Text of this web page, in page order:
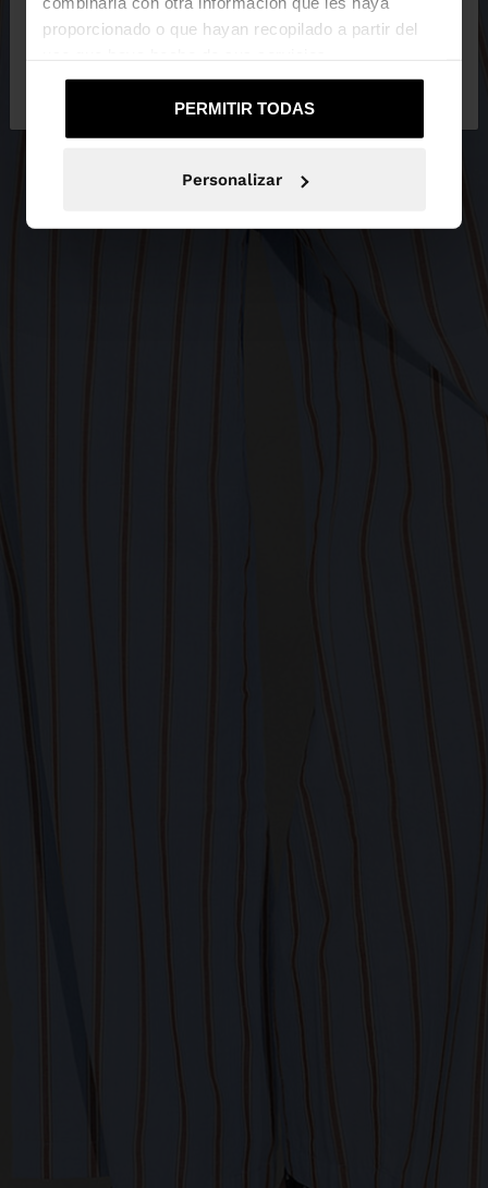
proporcionado o que hayan recopilado a partir del
PERMITIR TODAS
Personalizar